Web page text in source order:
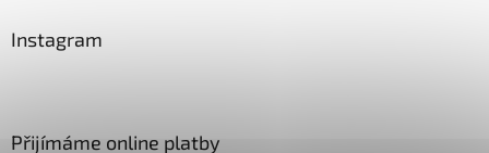
Instagram
Přijímáme online platby